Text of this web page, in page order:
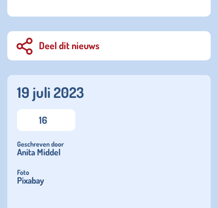
Deel dit nieuws
19 juli 2023
16
Geschreven door
Anita Middel
Foto
Pixabay